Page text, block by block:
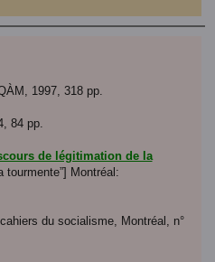
1997, 318 pp.
84 pp.
de légitimation de la
Montréal:
du socialisme, Montréal, n°